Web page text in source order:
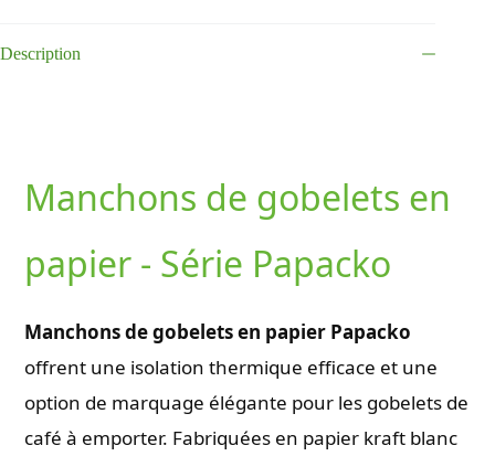
Description
Manchons de gobelets en
papier - Série Papacko
Manchons de gobelets en papier Papacko
offrent une isolation thermique efficace et une
option de marquage élégante pour les gobelets de
café à emporter. Fabriquées en papier kraft blanc